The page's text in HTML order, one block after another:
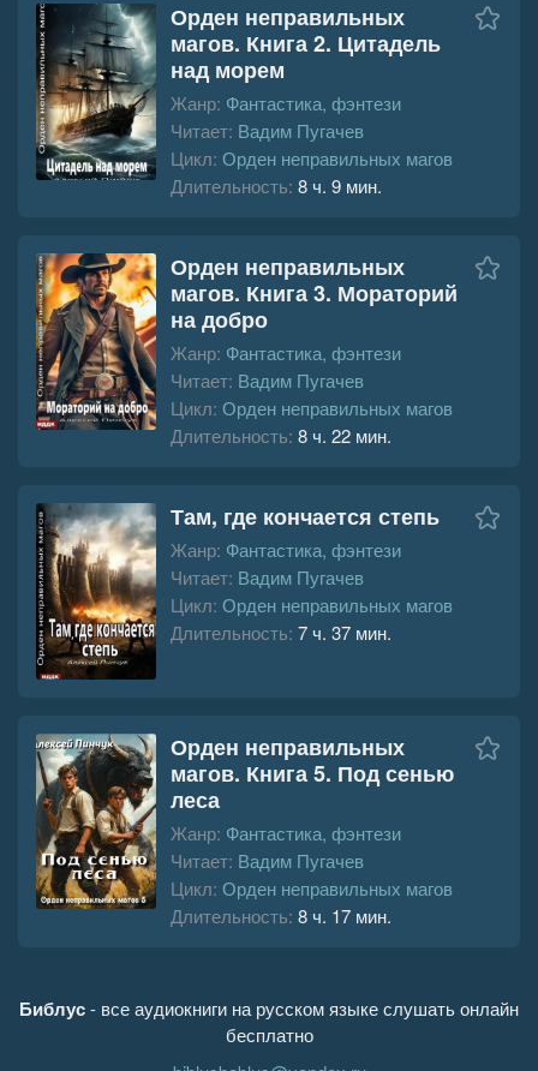
Орден неправильных
магов. Книга 2. Цитадель
над морем
Жанр: Фантастика, фэнтези
Читает: Вадим Пугачев
Цикл: Орден неправильных магов
Длительность: 8 ч. 9 мин.
Орден неправильных
магов. Книга 3. Мораторий
на добро
Жанр: Фантастика, фэнтези
Читает: Вадим Пугачев
Цикл: Орден неправильных магов
Длительность: 8 ч. 22 мин.
Там, где кончается степь
Жанр: Фантастика, фэнтези
Читает: Вадим Пугачев
Цикл: Орден неправильных магов
Длительность: 7 ч. 37 мин.
Орден неправильных
магов. Книга 5. Под сенью
леса
Жанр: Фантастика, фэнтези
Читает: Вадим Пугачев
Цикл: Орден неправильных магов
Длительность: 8 ч. 17 мин.
Библус- все аудиокниги на русском языке слушать онлайн
бесплатно